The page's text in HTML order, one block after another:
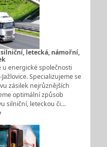
letecká, námořní,
energické společnosti
Specializujeme se
zásilek nejrůznějších
optimální způsob
silniční, leteckou či…